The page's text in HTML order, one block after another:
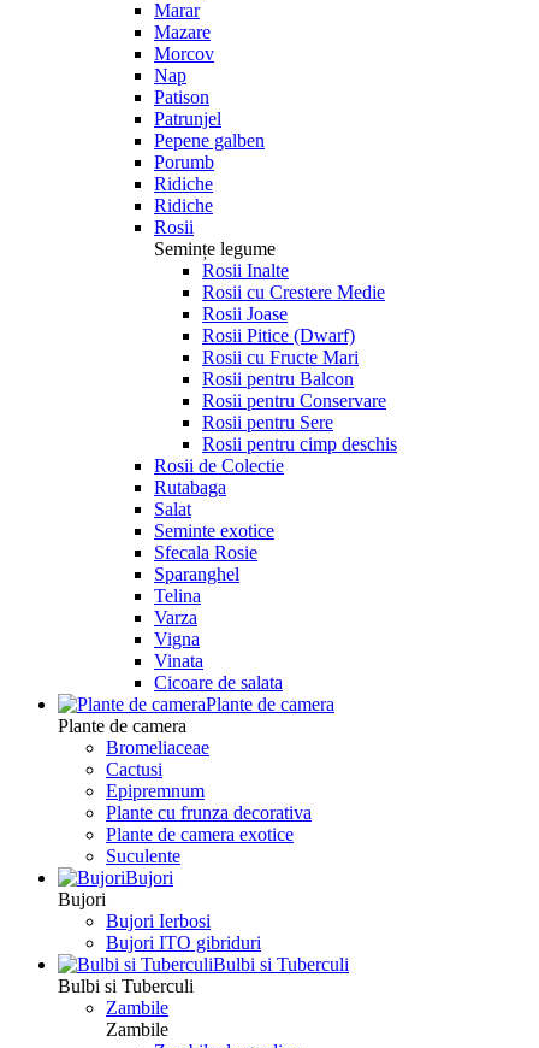
Marar
Mazare
Morcov
Nap
Patison
Patrunjel
Pepene galben
Porumb
Ridiche
Ridiche
Rosii
Semințe legume
Rosii Inalte
Rosii cu Crestere Medie
Rosii Joase
Rosii Pitice (Dwarf)
Rosii cu Fructe Mari
Rosii pentru Balcon
Rosii pentru Conservare
Rosii pentru Sere
Rosii pentru cimp deschis
Rosii de Colectie
Rutabaga
Salat
Seminte exotice
Sfecala Rosie
Sparanghel
Telina
Varza
Vigna
Vinata
Сicoare de salata
Plante de camera
Plante de camera
Bromeliaceae
Cactusi
Epipremnum
Plante cu frunza decorativa
Plante de camera exotice
Suculente
Bujori
Bujori
Bujori Ierbosi
Bujori ITO gibriduri
Bulbi si Tuberculi
Bulbi si Tuberculi
Zambile
Zambile